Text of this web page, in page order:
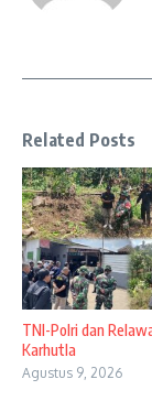
Related Posts
TNI-Polri dan
Karhutla
Agustus 9, 2026